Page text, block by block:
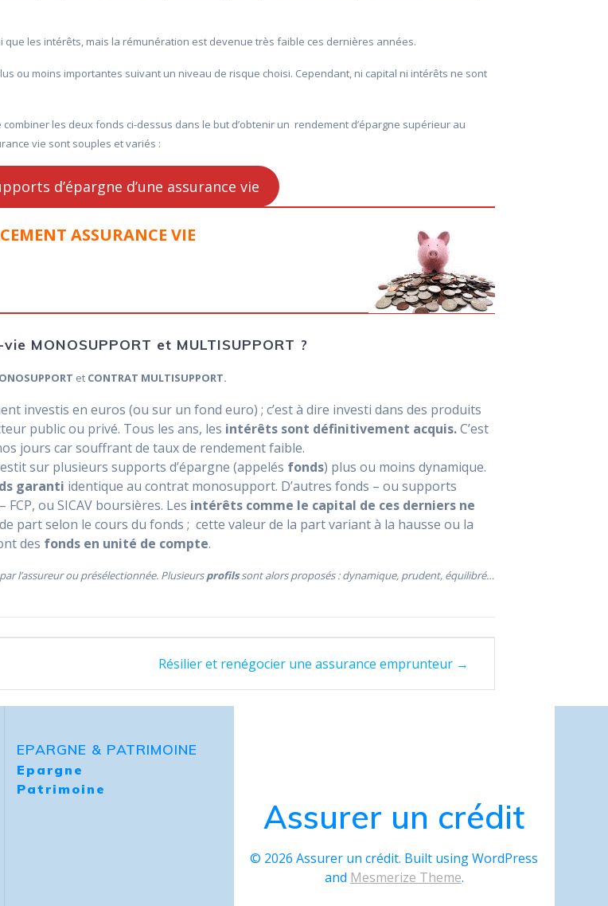
que les intérêts, mais la rémunération est devenue très faible ces dernières années.
ou moins importantes suivant un niveau de risque choisi. Cependant, ni capital ni intérêts ne sont
les deux fonds ci-dessus dans le but d’obtenir un rendement d’épargne supérieur au
vie sont souples et variés :
d’épargne d’une assurance vie
ASSURANCE VIE
MONOSUPPORT et MULTISUPPORT ?
et CONTRAT MULTISUPPORT.
investis en euros (ou sur un fond euro) ; c’est à dire investi dans des produits
public ou privé. Tous les ans, les intérêts sont définitivement acquis.C’est
jours car souffrant de taux de rendement faible.
sur plusieurs supports d’épargne (appelés fonds) plus ou moins dynamique.
garanti identique au contrat monosupport. D’autres fonds – ou supports
ou SICAV boursières. Les intérêts comme le capital de ces derniers ne
part selon le cours du fonds ; cette valeur de la part variant à la hausse ou la
des fonds en unité de compte.
l’assureur ou présélectionnée. Plusieursprofilssont alors proposés : dynamique, prudent, équilibré…
Résilier et renégocier une assurance emprunteur →
EPARGNE & PATRIMOINE
Epargne
Patrimoine
Assurer un crédit
© 2026 Assurer un crédit. Built using WordPress
and Mesmerize Theme.